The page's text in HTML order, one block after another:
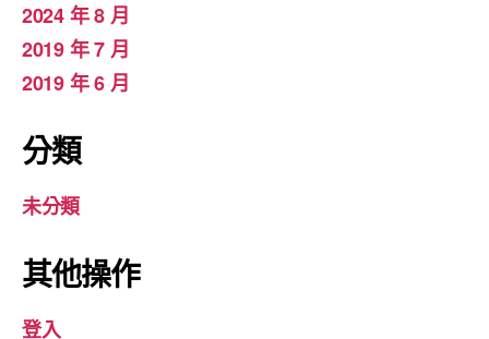
2024 年 8 月
2019 年 7 月
2019 年 6 月
分類
未分類
其他操作
登入